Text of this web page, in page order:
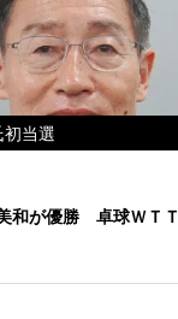
当選
和が優勝 卓球ＷＴＴ